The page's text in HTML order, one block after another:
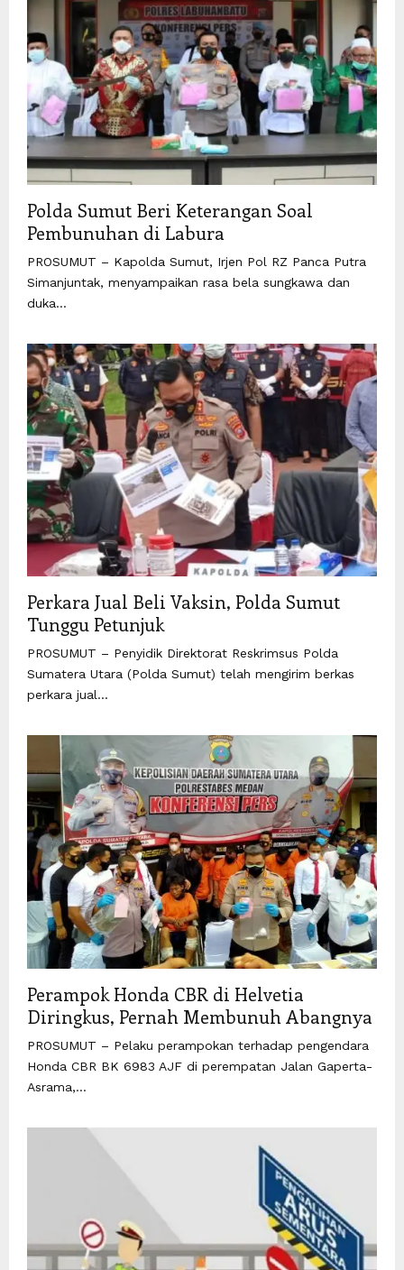
Polda Sumut Beri Keterangan Soal
Pembunuhan di Labura
PROSUMUT – Kapolda Sumut, Irjen Pol RZ Panca Putra
Simanjuntak, menyampaikan rasa bela sungkawa dan
duka...
Perkara Jual Beli Vaksin, Polda Sumut
Tunggu Petunjuk
PROSUMUT – Penyidik Direktorat Reskrimsus Polda
Sumatera Utara (Polda Sumut) telah mengirim berkas
perkara jual...
Perampok Honda CBR di Helvetia
Diringkus, Pernah Membunuh Abangnya
PROSUMUT – Pelaku perampokan terhadap pengendara
Honda CBR BK 6983 AJF di perempatan Jalan Gaperta-
Asrama,...